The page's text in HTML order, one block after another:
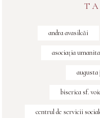
andra avasilcăi
asociația
augusta
biserica sf.
centrul de servicii